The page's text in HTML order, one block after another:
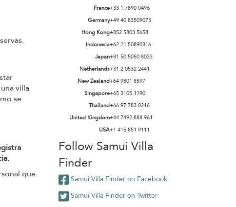
villa
se
que
France+33 1 7890 0496
Germany+49 40 83509075
Hong Kong+852 5803 5658
Indonesia+62 21 50890816
Japan+81 50 5050 8033
Netherlands+31 2 0532 2441
New Zealand+64 9801 8597
Singapore+65 3105 1190
Thailand+66 97 783 0216
United Kingdom+44 7492 888 961
USA+1 415 851 9111
Follow Samui Villa
Finder
Samui Villa Finder on Facebook
Samui Villa Finder on Twitter